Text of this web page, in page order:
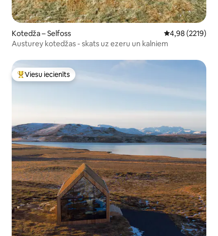
Kotedža – Selfoss Vidējais
4,98 (2219)
Austurey kotedžas - skats uz ezeru un kalniem
Populārs viesu iecienīts mājoklis
Viesu iecienīts